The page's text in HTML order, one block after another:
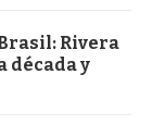
Rivera
década y